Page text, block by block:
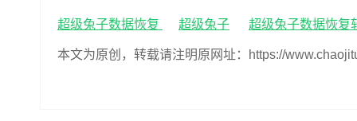
超级兔子数据恢复 超级兔子 超级兔子数据恢复
本文为原创，转载请注明原网址：https://